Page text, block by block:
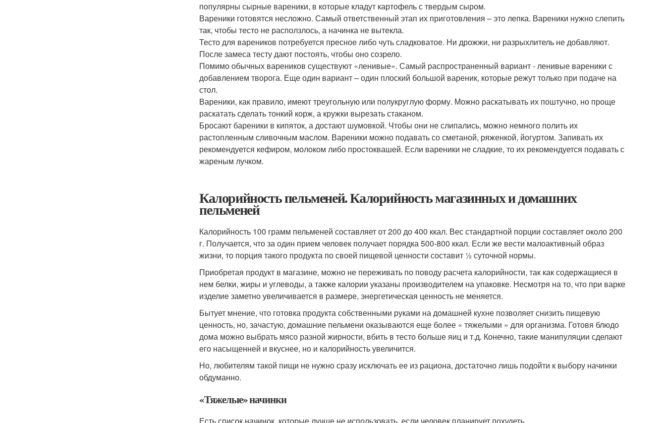
популярны сырные вареники, в которые кладут картофель с твердым сыром.
Вареники готовятся несложно. Самый ответственный этап их приготовления – это лепка. Вареники нужно слепить
так, чтобы тесто не расползлось, а начинка не вытекла.
Тесто для вареников потребуется пресное либо чуть сладковатое. Ни дрожжи, ни разрыхлитель не добавляют.
После замеса тесту дают постоять, чтобы оно созрело.
Помимо обычных вареников существуют «ленивые». Самый распространенный вариант - ленивые вареники с
добавлением творога. Еще один вариант – один плоский большой вареник, которые режут только при подаче на
стол.
Вареники, как правило, имеют треугольную или полукруглую форму. Можно раскатывать их поштучно, но проще
раскатать сделать тонкий корж, а кружки вырезать стаканом.
Бросают бареники в кипяток, а достают шумовкой. Чтобы они не слипались, можно немного полить их
растопленным сливочным маслом. Вареники можно подавать со сметаной, ряженкой, йогуртом. Запивать их
рекомендуется кефиром, молоком либо простоквашей. Если вареники не сладкие, то их рекомендуется подавать с
жареным лучком.
Калорийность пельменей. Калорийность магазинных и домашних
пельменей
Калорийность 100 грамм пельменей составляет от 200 до 400 ккал. Вес стандартной порции составляет около 200
г. Получается, что за один прием человек получает порядка 500-800 ккал. Если же вести малоактивный образ
жизни, то порция такого продукта по своей пищевой ценности составит ½ суточной нормы.
Приобретая продукт в магазине, можно не переживать по поводу расчета калорийности, так как содержащиеся в
нем белки, жиры и углеводы, а также калории указаны производителем на упаковке. Несмотря на то, что при варке
изделие заметно увеличивается в размере, энергетическая ценность не меняется.
Бытует мнение, что готовка продукта собственными руками на домашней кухне позволяет снизить пищевую
ценность, но, зачастую, домашние пельмени оказываются еще более « тяжелыми » для организма. Готовя блюдо
дома можно выбрать мясо разной жирности, вбить в тесто больше яиц и т.д. Конечно, такие манипуляции сделают
его насыщенней и вкуснее, но и калорийность увеличится.
Но, любителям такой пищи не нужно сразу исключать ее из рациона, достаточно лишь подойти к выбору начинки
обдуманно.
«Тяжелые» начинки